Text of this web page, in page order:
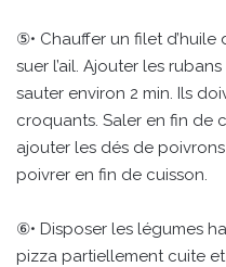
⑤• Chauffer un filet
suer l’ail. Ajouter les
sauter environ 2 min. Ils
croquants. Saler en fin de
ajouter les dés de
poivrer en fin de cuisson.
⑥• Disposer les légumes
pizza partiellement cuite